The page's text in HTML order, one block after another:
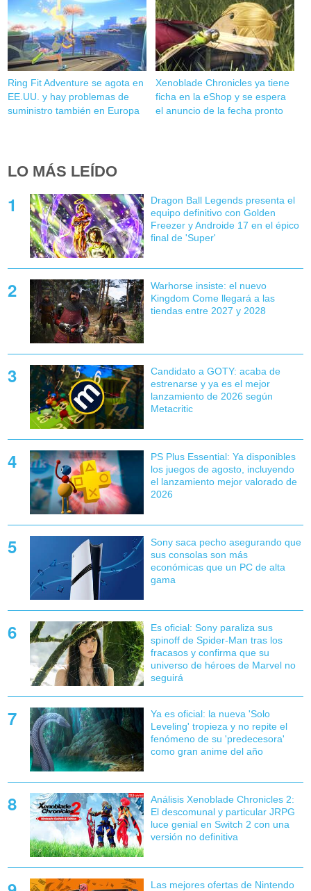
Ring Fit Adventure se agota en
EE.UU. y hay problemas de
suministro también en Europa
Xenoblade Chronicles ya tiene
ficha en la eShop y se espera
el anuncio de la fecha pronto
LO MÁS LEÍDO
Dragon Ball Legends presenta el
equipo definitivo con Golden
Freezer y Androide 17 en el épico
final de 'Super'
Warhorse insiste: el nuevo
Kingdom Come llegará a las
tiendas entre 2027 y 2028
Candidato a GOTY: acaba de
estrenarse y ya es el mejor
lanzamiento de 2026 según
Metacritic
PS Plus Essential: Ya disponibles
los juegos de agosto, incluyendo
el lanzamiento mejor valorado de
2026
Sony saca pecho asegurando que
sus consolas son más
económicas que un PC de alta
gama
Es oficial: Sony paraliza sus
spinoff de Spider-Man tras los
fracasos y confirma que su
universo de héroes de Marvel no
seguirá
Ya es oficial: la nueva 'Solo
Leveling' tropieza y no repite el
fenómeno de su 'predecesora'
como gran anime del año
Análisis Xenoblade Chronicles 2:
El descomunal y particular JRPG
luce genial en Switch 2 con una
versión no definitiva
Las mejores ofertas de Nintendo